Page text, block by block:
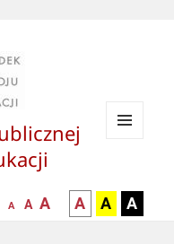
mniejsza
A
normalna
A
większa-
czcionka
A
kontrast
czarny
A
kontrast
czarny
A
żółty
A